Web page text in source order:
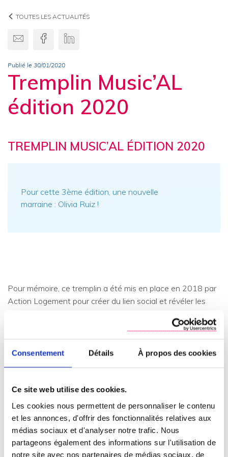
Consentement Détails À propos des cookies
Ce site web utilise des cookies.
Les cookies nous permettent de personnaliser le contenu
et les annonces, d'offrir des fonctionnalités relatives aux
médias sociaux et d'analyser notre trafic. Nous
partageons également des informations sur l'utilisation de
notre site avec nos partenaires de médias sociaux, de
TOUTES LES ACTUALITÉS
Envoyer par email
FacebookLinkedin
Publié le 30/01/2020
Tremplin Music’AL
édition 2020
TREMPLIN MUSIC’AL ÉDITION 2020
Pour cette 3ème édition, une nouvelle
marraine : Olivia Ruiz !
Pour mémoire, ce tremplin a été mis en place en 2018 par
Action Logement pour créer du lien social et révéler les
Réservé aux artistes amateurs, mais qui pourraient avoir
un potentiel de professionnalisation, le Tremplin Mus
studio du titre gagnant, ainsi que le tournage de son clip
ont déposé leur candidature.
Comment participer ?